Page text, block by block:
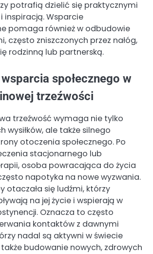
potrafią dzielić się praktycznymi
inspiracją. Wsparcie
pomaga również w odbudowie
często zniszczonych przez nałóg,
rodzinną lub partnerską.
społecznego w
trzeźwości
trzeźwość wymaga nie tylko
wysiłków, ale także silnego
otoczenia społecznego. Po
stacjonarnego lub
osoba powracająca do życia
napotyka na nowe wyzwania.
otaczała się ludźmi, którzy
na jej życie i wspierają w
Oznacza to często
kontaktów z dawnymi
nadal są aktywni w świecie
budowanie nowych, zdrowych